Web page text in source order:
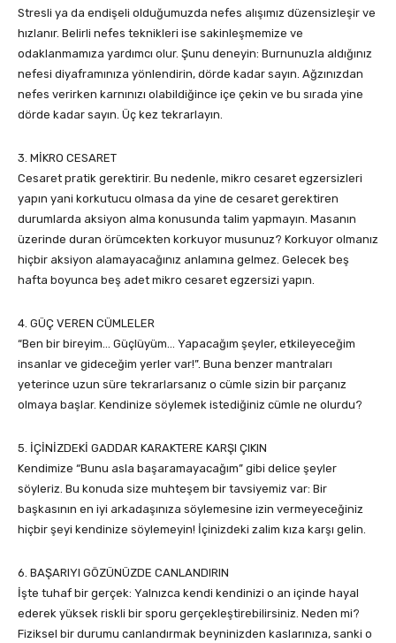
Stresli ya da endişeli olduğumuzda nefes alışımız düzensizleşir ve
hızlanır. Belirli nefes teknikleri ise sakinleşmemize ve
odaklanmamıza yardımcı olur. Şunu deneyin: Burnunuzla aldığınız
nefesi diyaframınıza yönlendirin, dörde kadar sayın. Ağzınızdan
nefes verirken karnınızı olabildiğince içe çekin ve bu sırada yine
dörde kadar sayın. Üç kez tekrarlayın.
3. MİKRO CESARET
Cesaret pratik gerektirir. Bu nedenle, mikro cesaret egzersizleri
yapın yani korkutucu olmasa da yine de cesaret gerektiren
durumlarda aksiyon alma konusunda talim yapmayın. Masanın
üzerinde duran örümcekten korkuyor musunuz? Korkuyor olmanız
hiçbir aksiyon alamayacağınız anlamına gelmez. Gelecek beş
hafta boyunca beş adet mikro cesaret egzersizi yapın.
4. GÜÇ VEREN CÜMLELER
“Ben bir bireyim… Güçlüyüm… Yapacağım şeyler, etkileyeceğim
insanlar ve gideceğim yerler var!”. Buna benzer mantraları
yeterince uzun süre tekrarlarsanız o cümle sizin bir parçanız
olmaya başlar. Kendinize söylemek istediğiniz cümle ne olurdu?
5. İÇİNİZDEKİ GADDAR KARAKTERE KARŞI ÇIKIN
Kendimize “Bunu asla başaramayacağım” gibi delice şeyler
söyleriz. Bu konuda size muhteşem bir tavsiyemiz var: Bir
başkasının en iyi arkadaşınıza söylemesine izin vermeyeceğiniz
hiçbir şeyi kendinize söylemeyin! İçinizdeki zalim kıza karşı gelin.
6. BAŞARIYI GÖZÜNÜZDE CANLANDIRIN
İşte tuhaf bir gerçek: Yalnızca kendi kendinizi o an içinde hayal
ederek yüksek riskli bir sporu gerçekleştirebilirsiniz. Neden mi?
Fiziksel bir durumu canlandırmak beyninizden kaslarınıza, sanki o